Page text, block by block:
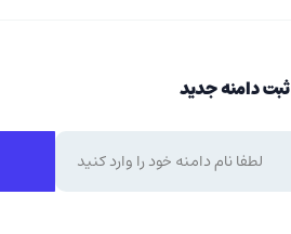
ثبت دامنه جدید